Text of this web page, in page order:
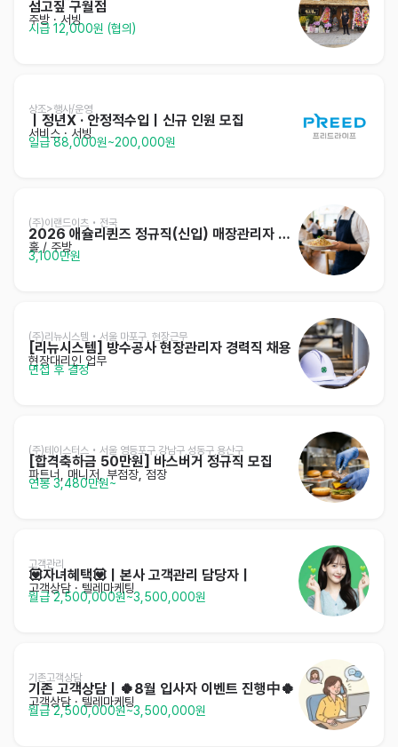
섬고짚 구월점
주방 · 서빙
시급 12,000원 (협의)
상조>행사/운영
｜정년X · 안정적수입｜신규 인원 모집
서비스 · 서빙
일급 88,000원~200,000원
(주)이랜드이츠 • 전국
2026 애슐리퀸즈 정규직(신입) 매장관리자 채용
홀 / 주방
3,100만원
(주)리뉴시스템 • 서울 마포구, 현장근무
[리뉴시스템] 방수공사 현장관리자 경력직 채용
현장대리인 업무
면접 후 결정
(주)테이스터스 • 서울 영등포구,강남구,성동구,용산구
[합격축하금 50만원] 바스버거 정규직 모집
파트너, 매니저, 부점장, 점장
연봉 3,480만원~
고객관리
💟자녀혜택💟｜본사 고객관리 담당자｜
고객상담 · 텔레마케팅
월급 2,500,000원~3,500,000원
기존고객상담
기존 고객상담｜🍀8월 입사자 이벤트 진행中🍀
고객상담 · 텔레마케팅
월급 2,500,000원~3,500,000원